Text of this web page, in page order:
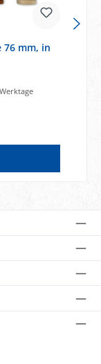
76 mm, in